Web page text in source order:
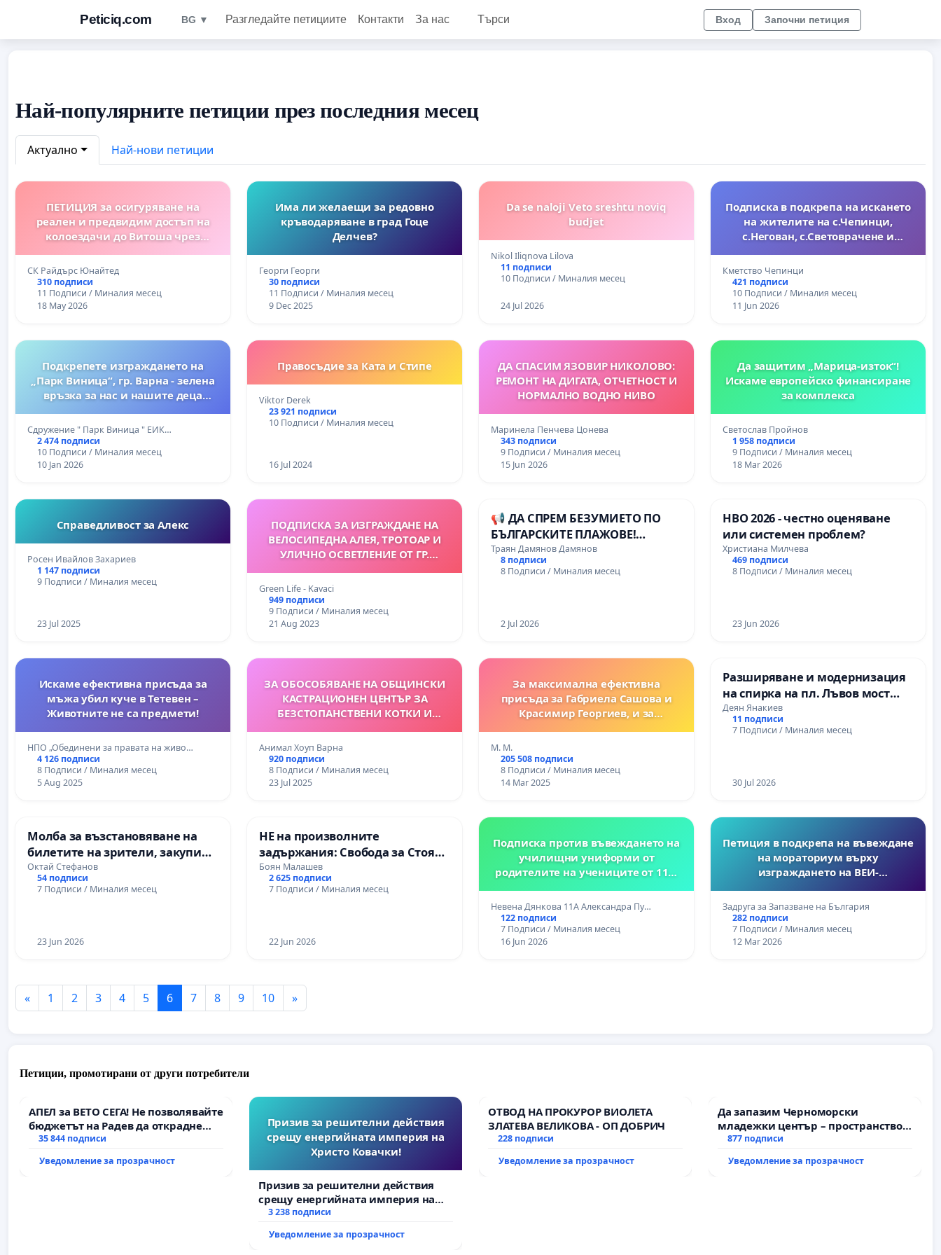
Peticiq.com BG ▼ Разгледайте петициите Контакти За нас Търси Вход Започни петиция
Най-популярните петиции през последния месец
Актуално Най-нови петиции
ПЕТИЦИЯ за осигуряване на
реален и предвидим достъп на
колоездачи до Витоша чрез
СК Райдърс Юнайтед
310 подписи
11 Подписи / Миналия месец
18 May 2026
Има ли желаещи за редовно
кръводаряване в град Гоце
Делчев?
Георги Георги
30 подписи
11 Подписи / Миналия месец
9 Dec 2025
Da se naloji Veto sreshtu noviq
budjet
Nikol Iliqnova Lilova
11 подписи
10 Подписи / Миналия месец
24 Jul 2026
Подписка в подкрепа на искането
на жителите на с.Чепинци,
с.Негован, с.Световрачене и
канализация и реконструкция на
водопроводната мрежа
Кметство Чепинци
421 подписи
10 Подписи / Миналия месец
11 Jun 2026
Подкрепете изграждането на
„Парк Виница“, гр. Варна - зелена
връзка за нас и нашите деца
Константин и Елена
Сдружение " Парк Виница " ЕИК…
2 474 подписи
10 Подписи / Миналия месец
10 Jan 2026
Правосъдие за Ката и Стипе
Viktor Derek
23 921 подписи
10 Подписи / Миналия месец
16 Jul 2024
ДА СПАСИМ ЯЗОВИР НИКОЛОВО:
РЕМОНТ НА ДИГАТА, ОТЧЕТНОСТ И
НОРМАЛНО ВОДНО НИВО
Маринела Пенчева Цонева
343 подписи
9 Подписи / Миналия месец
15 Jun 2026
Да защитим „Марица-изток“!
Искаме европейско финансиране
за комплекса
Светослав Пройнов
1 958 подписи
9 Подписи / Миналия месец
18 Mar 2026
Справедливост за Алекс
Росен Ивайлов Захариев
1 147 подписи
9 Подписи / Миналия месец
23 Jul 2025
ПОДПИСКА ЗА ИЗГРАЖДАНЕ НА
ВЕЛОСИПЕДНА АЛЕЯ, ТРОТОАР И
УЛИЧНО ОСВЕТЛЕНИЕ ОТ ГР.
ЛАЙФ СОЗОПОЛ”, ПЛАЖ КАВАЦИ,
ОБЩИНА СОЗОПОЛ
Green Life - Kavaci
949 подписи
9 Подписи / Миналия месец
21 Aug 2023
📢 ДА СПРЕМ БЕЗУМИЕТО ПО
БЪЛГАРСКИТЕ ПЛАЖОВЕ!
ПОДПИШИ ПЕТИЦИЯТА! 🏖️❌
Траян Дамянов Дамянов
8 подписи
8 Подписи / Миналия месец
2 Jul 2026
НВО 2026 - честно оценяване
или системен проблем?
Христиана Милчева
469 подписи
8 Подписи / Миналия месец
23 Jun 2026
Искаме ефективна присъда за
мъжа убил куче в Тетевен –
Животните не са предмети!
НПО „Обединени за правата на живо…
4 126 подписи
8 Подписи / Миналия месец
5 Aug 2025
ЗА ОБОСОБЯВАНЕ НА ОБЩИНСКИ
КАСТРАЦИОНЕН ЦЕНТЪР ЗА
БЕЗСТОПАНСТВЕНИ КОТКИ И
Анимал Хоуп Варна
920 подписи
8 Подписи / Миналия месец
23 Jul 2025
За максимална ефективна
присъда за Габриела Сашова и
Красимир Георгиев, и за
наказания за престъпления,
извършени срещу животни!
M. M.
205 508 подписи
8 Подписи / Миналия месец
14 Mar 2025
Разширяване и модернизация
на спирка на пл. Лъвов мост
(1278)
Деян Янакиев
11 подписи
7 Подписи / Миналия месец
30 Jul 2026
Молба за възстановяване на
билетите на зрители, закупили
ги за „Турандот“ в Античен
театър Пловдив на 17.06., и в
физически.
Октай Стефанов
54 подписи
7 Подписи / Миналия месец
23 Jun 2026
НЕ на произволните
задържания: Свобода за Стоян
Колев до доказване на вината
Боян Малашев
2 625 подписи
7 Подписи / Миналия месец
22 Jun 2026
Подписка против въвеждането на
училищни униформи от
родителите на учениците от 11А,
СЕУ "Г. С. Раковски" за
предстоящата 2026/2027 учебна
година
Невена Дянкова 11А Александра Пу…
122 подписи
7 Подписи / Миналия месец
16 Jun 2026
Петиция в подкрепа на въвеждане
на мораториум върху
изграждането на ВЕИ-
паркове
Задруга за Запазване на България
282 подписи
7 Подписи / Миналия месец
12 Mar 2026
« 1 2 3 4 5 6 7 8 9 10 »
Петиции, промотирани от други потребители
АПЕЛ за ВЕТО СЕГА! Не позволявайте
бюджетът на Радев да открадне
парите и правата ни в тъмното
35 844 подписи
Уведомление за прозрачност
Призив за решителни действия
срещу енергийната империя на
Христо Ковачки!
Призив за решителни действия
срещу енергийната империя на
Христо Ковачки!
3 238 подписи
Уведомление за прозрачност
ОТВОД НА ПРОКУРОР ВИОЛЕТА
ЗЛАТЕВА ВЕЛИКОВА - ОП ДОБРИЧ
228 подписи
Уведомление за прозрачност
Да запазим Черноморски
младежки център – пространство
за младите на Варна
877 подписи
Уведомление за прозрачност